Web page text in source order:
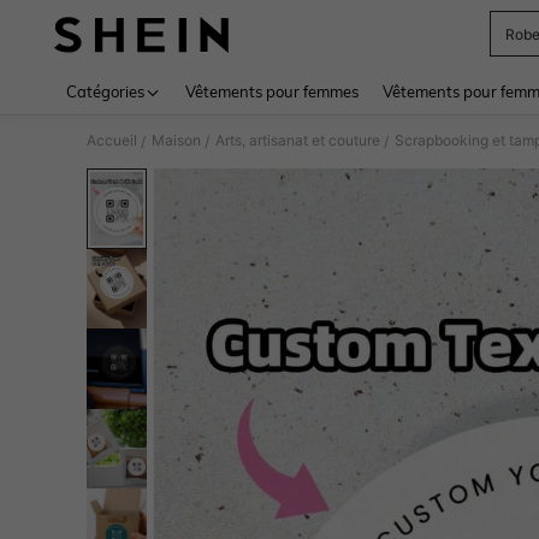
Robe
Catégories Vêtements pour femmes Vêtements pour
Accueil / Maison / Arts, artisanat et couture / Scrapbooking et